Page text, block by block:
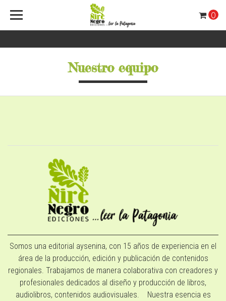
0
Nuestro equipo
Somos una editorial aysenina, con 15 años de experiencia en el
área de la producción, edición y publicación de contenidos
regionales. Trabajamos de manera colaborativa con creadores y
profesionales dedicados al diseño y producción de libros,
audiolibros, contenidos audiovisuales. Nuestra esencia es